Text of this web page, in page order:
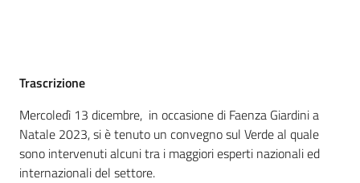
Ambiente
Trascrizione
Mercoledì 13 dicembre, in occasione di Faenza Giardini a
Natale 2023, si è tenuto un convegno sul Verde al quale
sono intervenuti alcuni tra i maggiori esperti nazionali ed
internazionali del settore.